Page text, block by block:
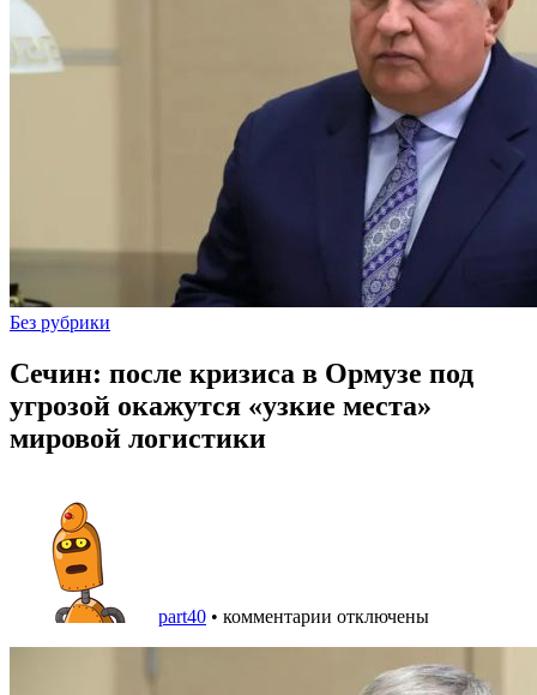
Без рубрики
Сечин: после кризиса в Ормузе под
угрозой окажутся «узкие места»
мировой логистики
part40 • комментарии отключены